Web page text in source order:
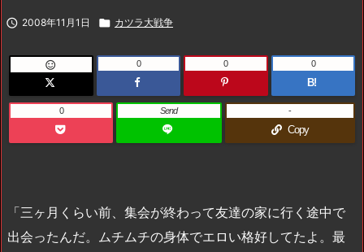
 2008年11月1日  カツラ大戦争
 0 0
B!
0
0 Send
Copy
-
「三ヶ月くらい前、集会が終わって友達の家に行く途中で
出会ったんだ。ムチムチの身体でエロい格好してたよ。最